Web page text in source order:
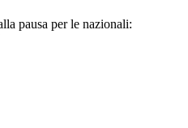
pausa per le nazionali: